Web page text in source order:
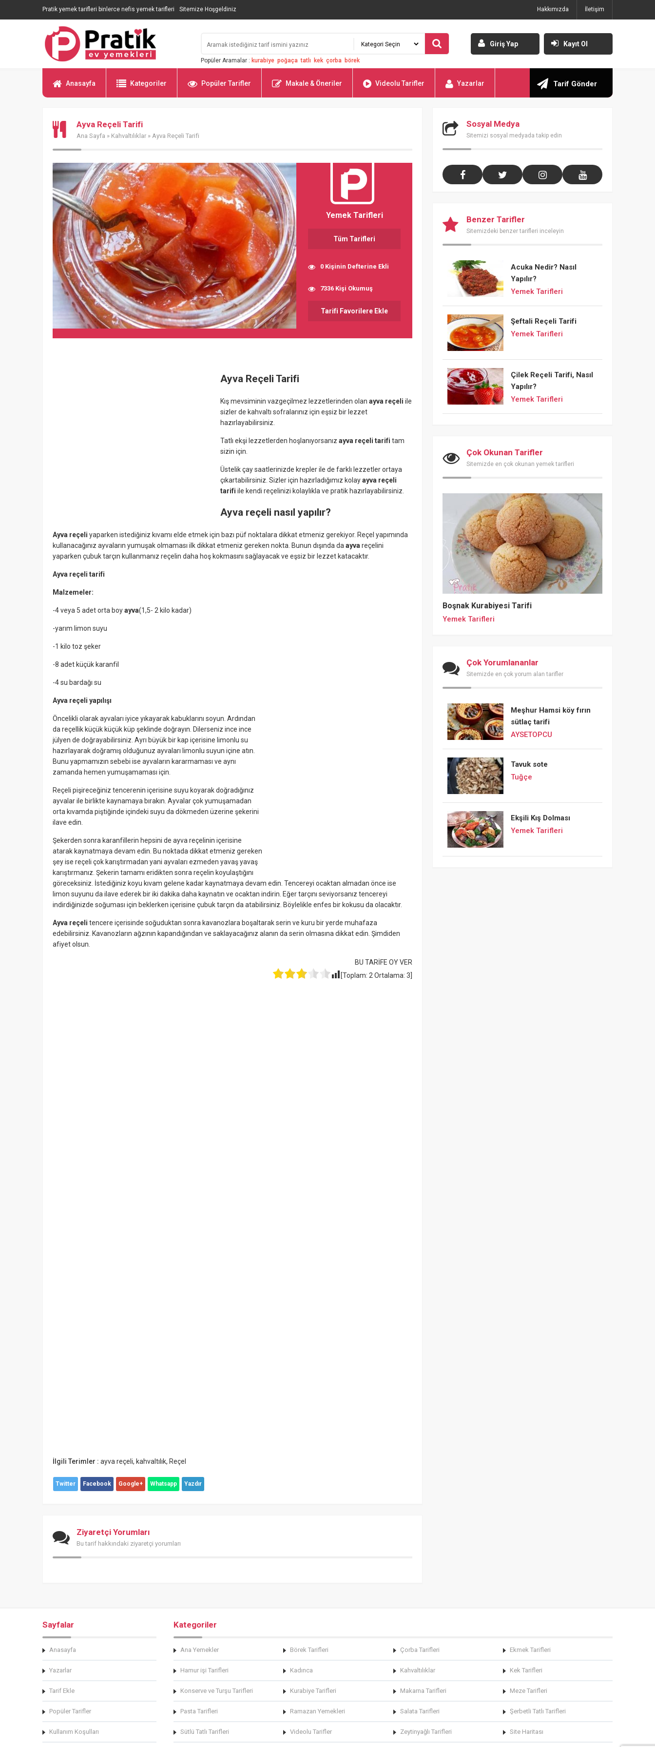
Pratik yemek tarifleri binlerce nefis yemek tarifleri Sitemize Hoşgeldiniz Hakkımızda İletişim
Popüler Aramalar : kurabiye poğaça tatlı kek çorba börek
Giriş Yap Kayıt Ol
Anasayfa Kategoriler Popüler Tarifler Makale & Öneriler Videolu Tarifler Yazarlar Tarif Gönder
Ayva Reçeli Tarifi
Ana Sayfa » Kahvaltılıklar » Ayva Reçeli Tarifi
Yemek Tarifleri
Tüm Tarifleri
0 Kişinin Defterine Ekli
7336 Kişi Okumuş
Tarifi Favorilere Ekle
Ayva Reçeli Tarifi
Kış mevsiminin vazgeçilmez lezzetlerinden olan ayva reçeli ile
sizler de kahvaltı sofralarınız için eşsiz bir lezzet
hazırlayabilirsiniz.
Tatlı ekşi lezzetlerden hoşlanıyorsanız ayva reçeli tarifi tam
sizin için.
Üstelik çay saatlerinizde krepler ile de farklı lezzetler ortaya
çıkartabilirsiniz. Sizler için hazırladığımız kolayayva reçeli
tarifi ile kendi reçelinizi kolaylıkla ve pratik hazırlayabilirsiniz.
Ayva reçeli nasıl yapılır?
Ayva reçeli yaparken istediğiniz kıvamı elde etmek için bazı püf noktalara dikkat etmeniz gerekiyor. Reçel yapımında
kullanacağınız ayvaların yumuşak olmaması ilk dikkat etmeniz gereken nokta. Bunun dışında da ayva reçelini
yaparken çubuk tarçın kullanmanız reçelin daha hoş kokmasını sağlayacak ve eşsiz bir lezzet katacaktır.
Ayva reçeli tarifi
Malzemeler:
-4 veya 5 adet orta boyayva(1,5- 2 kilo kadar)
-yarım limon suyu
-1 kilo toz şeker
-8 adet küçük karanfil
-4 su bardağı su
Ayva reçeli yapılışı
Öncelikli olarak ayvaları iyice yıkayarak kabuklarını soyun. Ardından
da reçellik küçük küçük küp şeklinde doğrayın. Dilerseniz ince ince
jülyen de doğrayabilirsiniz. Ayrı büyük bir kap içerisine limonlu su
hazırlayarak doğramış olduğunuz ayvaları limonlu suyun içine atın.
Bunu yapmamızın sebebi ise ayvaların kararmaması ve aynı
zamanda hemen yumuşamaması için.
Reçeli pişireceğiniz tencerenin içerisine suyu koyarak doğradığınız
ayvalar ile birlikte kaynamaya bırakın. Ayvalar çok yumuşamadan
orta kıvamda piştiğinde içindeki suyu da dökmeden üzerine şekerini
ilave edin.
Şekerden sonra karanfillerin hepsini de ayva reçelinin içerisine
atarak kaynatmaya devam edin. Bu noktada dikkat etmeniz gereken
şey ise reçeli çok karıştırmadan yani ayvaları ezmeden yavaş yavaş
karıştırmanız. Şekerin tamamı eridikten sonra reçelin koyulaştığını
göreceksiniz. İstediğiniz koyu kıvam gelene kadar kaynatmaya devam edin. Tencereyi ocaktan almadan önce ise
limon suyunu da ilave ederek bir iki dakika daha kaynatın ve ocaktan indirin. Eğer tarçını seviyorsanız tencereyi
indirdiğinizde soğuması için beklerken içerisine çubuk tarçın da atabilirsiniz. Böylelikle enfes bir kokusu da olacaktır.
Ayva reçeli tencere içerisinde soğuduktan sonra kavanozlara boşaltarak serin ve kuru bir yerde muhafaza
edebilirsiniz. Kavanozların ağzının kapandığından ve saklayacağınız alanın da serin olmasına dikkat edin. Şimdiden
afiyet olsun.
BU TARİFE OY VER
[Toplam: 2 Ortalama: 3
İlgili Terimler : ayva reçeli, kahvaltılık, Reçel
Twitter Facebook Google+ Whatsapp Yazdır
Ziyaretçi Yorumları
Bu tarif hakkındaki ziyaretçi yorumları
Sosyal Medya
Sitemizi sosyal medyada takip edin
Benzer Tarifler
Sitemizdeki benzer tarifleri inceleyin
Acuka Nedir? Nasıl
Yapılır?
Yemek Tarifleri
Şeftali Reçeli Tarifi
Yemek Tarifleri
Çilek Reçeli Tarifi, Nasıl
Yapılır?
Yemek Tarifleri
Çok Okunan Tarifler
Sitemizde en çok okunan yemek tarifleri
Boşnak Kurabiyesi Tarifi
Yemek Tarifleri
Çok Yorumlananlar
Sitemizde en çok yorum alan tarifler
Meşhur Hamsi köy fırın
sütlaç tarifi
AYSETOPCU
Tavuk sote
Tuğçe
Ekşili Kış Dolması
Yemek Tarifleri
Sayfalar
Anasayfa
Yazarlar
Tarif Ekle
Popüler Tarifler
Kullanım Koşulları
Kategoriler
Ana Yemekler Börek Tarifleri Çorba Tarifleri Ekmek Tarifleri
Hamur işi Tarifleri Kadınca Kahvaltılıklar Kek Tarifleri
Konserve ve Turşu Tarifleri Kurabiye Tarifleri Makarna Tarifleri Meze Tarifleri
Pasta Tarifleri Ramazan Yemekleri Salata Tarifleri Şerbetli Tatlı Tarifleri
Sütlü Tatlı Tarifleri Videolu Tarifler Zeytinyağlı Tarifleri Site Haritası